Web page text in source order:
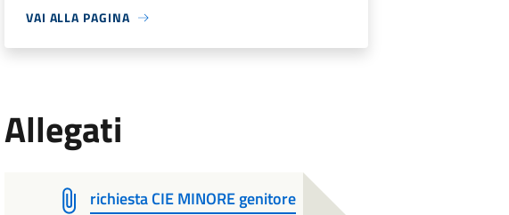
VAI ALLA PAGINA
Allegati
richiesta CIE MINORE genitore